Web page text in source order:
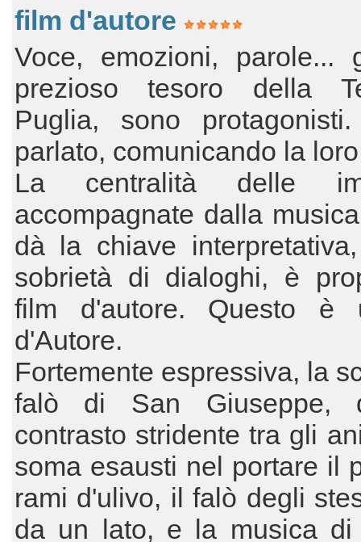
film d'autore
Voce, emozioni, parole...
prezioso tesoro della
Puglia, sono
parlato, comunicando la
La centralità delle
accompagnate dalla
dà la chiave
sobrietà di dialoghi, è
film d'autore. Questo è
d'Autore.
Fortemente espressiva, la
falò di San Giuseppe,
contrasto stridente tra gli
soma esausti nel portare il
rami d'ulivo, il falò degli
da un lato, e la musica di